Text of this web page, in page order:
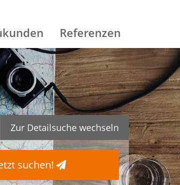
Referenzen
Zur Detailsuche wechseln
suchen!